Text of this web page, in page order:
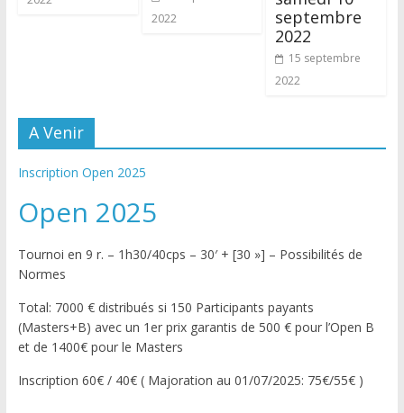
2022
septembre
2022
15 septembre
2022
A Venir
Inscription Open 2025
Open 2025
Tournoi en 9 r. – 1h30/40cps – 30′ + [30 »] – Possibilités de
Normes
Total: 7000 € distribués si 150 Participants payants
(Masters+B) avec un 1er prix garantis de 500 € pour l’Open B
et de 1400€ pour le Masters
Inscription 60€ / 40€ ( Majoration au 01/07/2025: 75€/55€ )